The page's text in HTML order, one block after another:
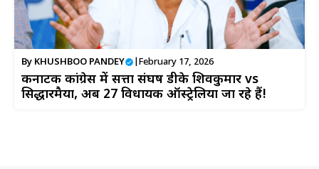
By KHUSHBOO PANDEY February 17, 2026
कर्नाटक कांग्रेस में सत्ता संघर्ष डीके शिवकुमार vs
सिद्धारमैया, अब 27 विधायक ऑस्ट्रेलिया जा रहे हैं!